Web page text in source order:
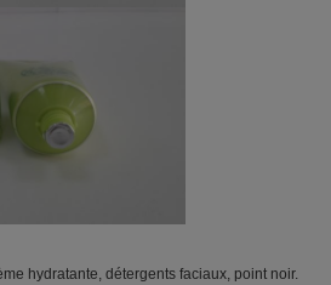
hydratante, détergents faciaux, point noir.